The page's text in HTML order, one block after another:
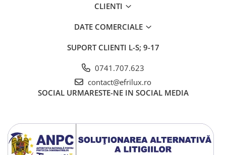
CLIENTI
DATE COMERCIALE
SUPORT CLIENTI L-S; 9-17
0741.707.623
contact@efrilux.ro
SOCIAL URMARESTE-NE IN SOCIAL MEDIA